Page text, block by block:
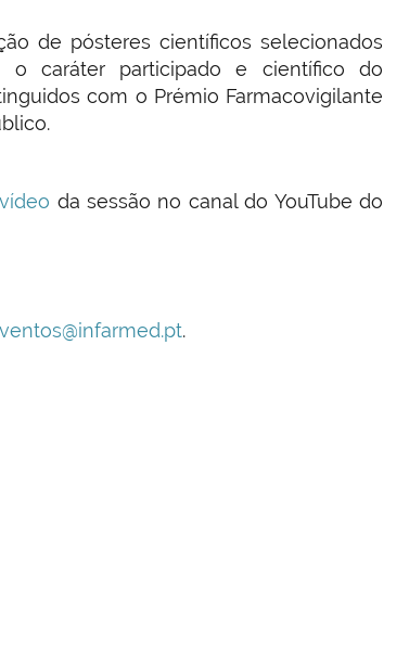
de pósteres científicos selecionados
o caráter participado e científico do
com o Prémio Farmacovigilante
vídeo da sessão no canal do YouTube do
.